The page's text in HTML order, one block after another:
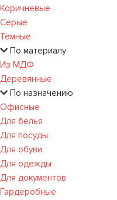
Коричневые
Серые
Темные
По материалу
Из МДФ
Деревянные
По назначению
Офисные
Для белья
Для посуды
Для обуви
Для одежды
Для документов
Гардеробные